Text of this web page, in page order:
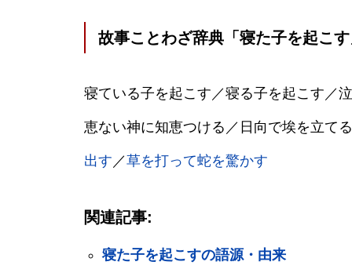
故事ことわざ辞典「寝た子を起こ
寝ている子を起こす／寝る子を起こす／
恵ない神に知恵つける／日向で埃を立て
出す ／草を打って蛇を驚かす
関連記事:
寝た子を起こすの語源・由来